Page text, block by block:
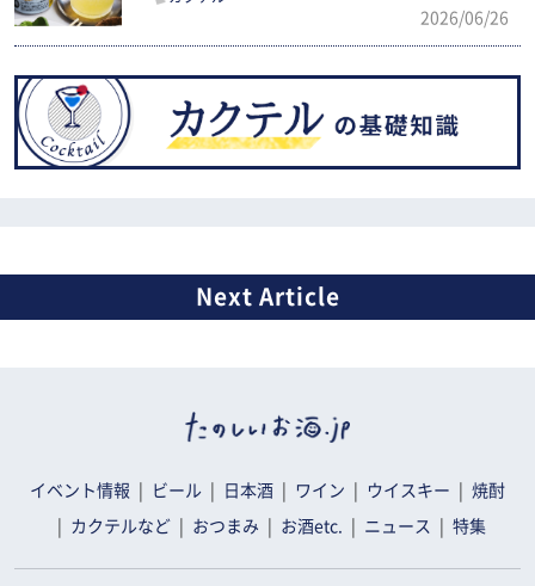
2026/06/26
イベント情報 ビール 日本酒 ワイン ウイスキー 焼酎
カクテルなど おつまみ お酒etc. ニュース 特集